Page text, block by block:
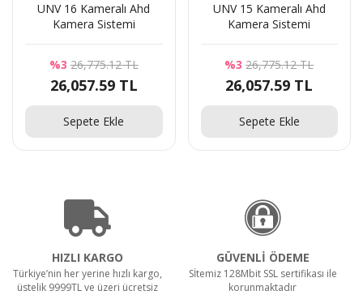
UNV 16 Kameralı Ahd
Kamera Sistemi
%3 26,775.12 TL
26,057.59 TL
Sepete Ekle
UNV 15 Kameralı Ahd
Kamera Sistemi
%3 26,775.12 TL
26,057.59 TL
Sepete Ekle
HIZLI KARGO
Türkiye’nin her yerine hızlı kargo,
üstelik 9999TL ve üzeri ücretsiz
GÜVENLİ ÖDEME
Sİtemiz 128Mbit SSL sertifikası ile
korunmaktadır